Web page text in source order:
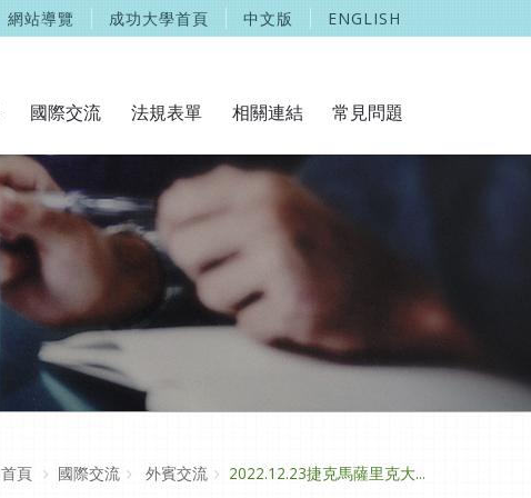
網站導覽 成功大學首頁 中文版 ENGLISH
國際交流 法規表單 相關連結 常見問題
首頁 國際交流 外賓交流 2022.12.23捷克馬薩里克大...